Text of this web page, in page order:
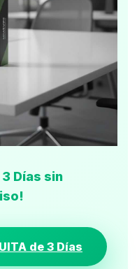
3 Días sin
de 3 Días